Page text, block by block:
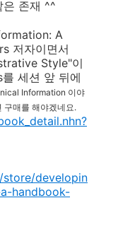
은 존재 ^^
A
저자이면서
Style"이
세션 앞 뒤에
Information 이야
구매를 해야겠네요.
developin
handbook-